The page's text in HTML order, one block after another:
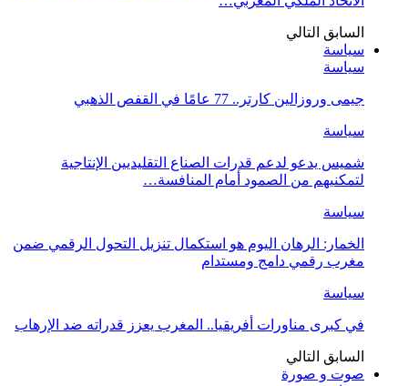
السابق التالي
سياسة
سياسة
جيمى وروزالين كارتر.. 77 عامًا في القفص الذهبي
سياسة
شميس يدعو لدعم قدرات الصناع التقليديين الإنتاجية
لتمكنيهم من الصمود أمام المنافسة…
سياسة
الخمار: الرهان اليوم هو استكمال تنزيل التحول الرقمي ضمن
مغرب رقمي دامج ومستدام
سياسة
في كبرى مناورات أفريقيا.. المغرب يعزز قدراته ضد الإرهاب
السابق التالي
صوت و صورة